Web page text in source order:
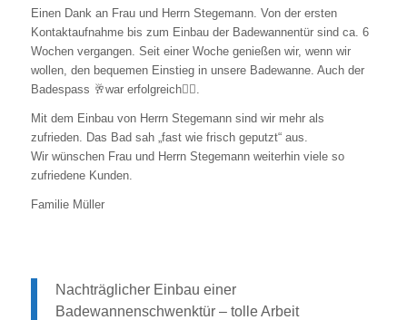
Einen Dank an Frau und Herrn Stegemann. Von der ersten
Kontaktaufnahme bis zum Einbau der Badewannentür sind ca. 6
Wochen vergangen. Seit einer Woche genießen wir, wenn wir
wollen, den bequemen Einstieg in unsere Badewanne. Auch der
Badespass 🥂war erfolgreich👍🏼.
Mit dem Einbau von Herrn Stegemann sind wir mehr als
zufrieden. Das Bad sah „fast wie frisch geputzt“ aus.
Wir wünschen Frau und Herrn Stegemann weiterhin viele so
zufriedene Kunden.
Familie Müller
Nachträglicher Einbau einer
Badewannenschwenktür – tolle Arbeit